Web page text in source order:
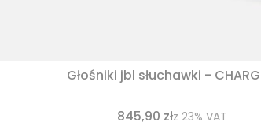
Głośniki jbl słuchawki -
845,90 złz 23% VAT